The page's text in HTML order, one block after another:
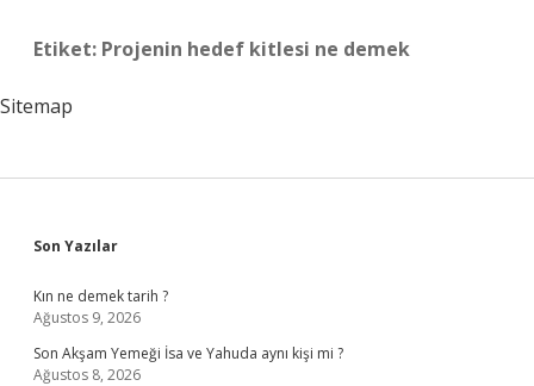
Etiket: Projenin hedef kitlesi ne demek
Sitemap
Sidebar
Son Yazılar
Kın ne demek tarih ?
Ağustos 9, 2026
Son Akşam Yemeği İsa ve Yahuda aynı kişi mi ?
Ağustos 8, 2026